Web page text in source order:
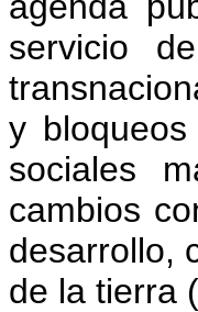
servicio
y
sociales
cambios
desarrollo,
de la tierra